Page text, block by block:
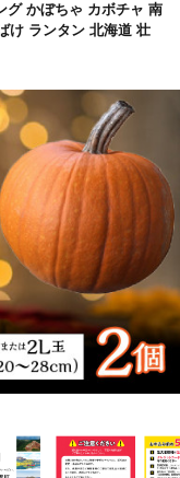
グ かぼちゃ カボチャ 南
け ランタン 北海道 壮